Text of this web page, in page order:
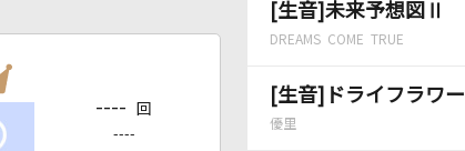
[生音]未来予想図Ⅱ
DREAMS COME TRUE
[生音]ドライフラワー
優里
---- 回
----